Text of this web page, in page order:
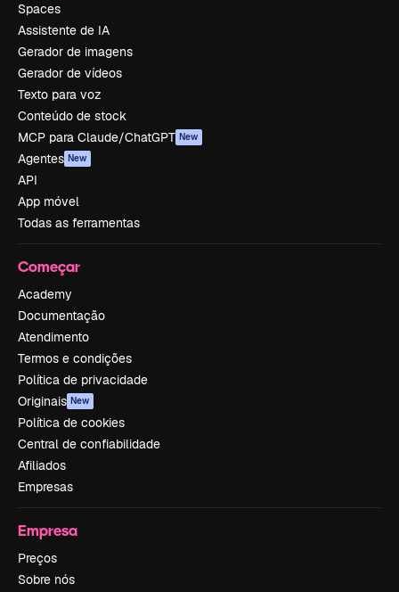
Spaces
Assistente de IA
Gerador de imagens
Gerador de vídeos
Texto para voz
Conteúdo de stock
MCP para Claude/ChatGPT New
Agentes New
API
App móvel
Todas as ferramentas
Começar
Academy
Documentação
Atendimento
Termos e condições
Política de privacidade
Originais New
Política de cookies
Central de confiabilidade
Afiliados
Empresas
Empresa
Preços
Sobre nós